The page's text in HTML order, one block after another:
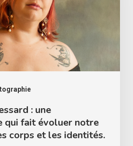
: une
qui fait évoluer notre
corps et les identités.